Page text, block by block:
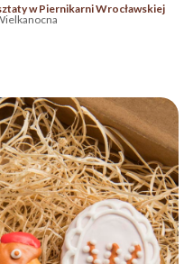
w Piernikarni Wrocławskiej